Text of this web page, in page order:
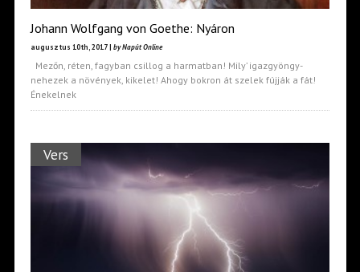
Johann Wolfgang von Goethe: Nyáron
augusztus 10th, 2017 | by Napút Online
Mezőn, réten, fagyban csillog a harmatban! Mily’ igazgyöngy-
nehezek a növények, kikelet! Ahogy bokron át szelek fújják a fát!
Énekelnek
Vers